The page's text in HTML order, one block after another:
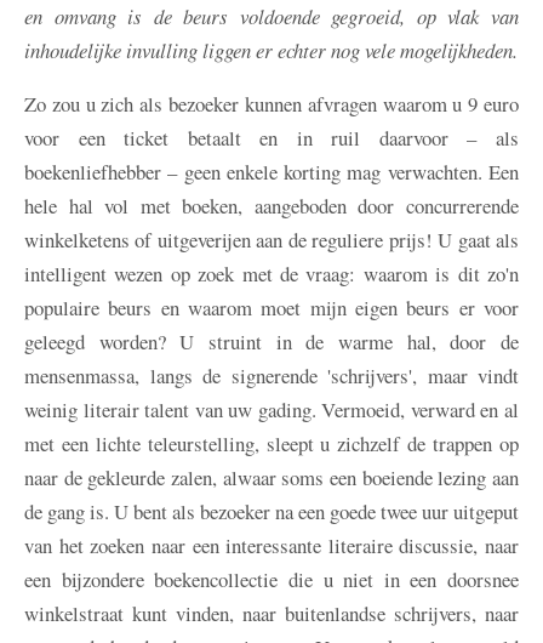
en omvang is de beurs voldoende gegroeid, op vlak van
inhoudelijke invulling liggen er echter nog vele mogelijkheden.
Zo zou u zich als bezoeker kunnen afvragen waarom u 9 euro
voor een ticket betaalt en in ruil daarvoor – als
boekenliefhebber – geen enkele korting mag verwachten. Een
hele hal vol met boeken, aangeboden door concurrerende
winkelketens of uitgeverijen aan de reguliere prijs! U gaat als
intelligent wezen op zoek met de vraag: waarom is dit zo'n
populaire beurs en waarom moet mijn eigen beurs er voor
geleegd worden? U struint in de warme hal, door de
mensenmassa, langs de signerende 'schrijvers', maar vindt
weinig literair talent van uw gading. Vermoeid, verward en al
met een lichte teleurstelling, sleept u zichzelf de trappen op
naar de gekleurde zalen, alwaar soms een boeiende lezing aan
de gang is. U bent als bezoeker na een goede twee uur uitgeput
van het zoeken naar een interessante literaire discussie, naar
een bijzondere boekencollectie die u niet in een doorsnee
winkelstraat kunt vinden, naar buitenlandse schrijvers, naar